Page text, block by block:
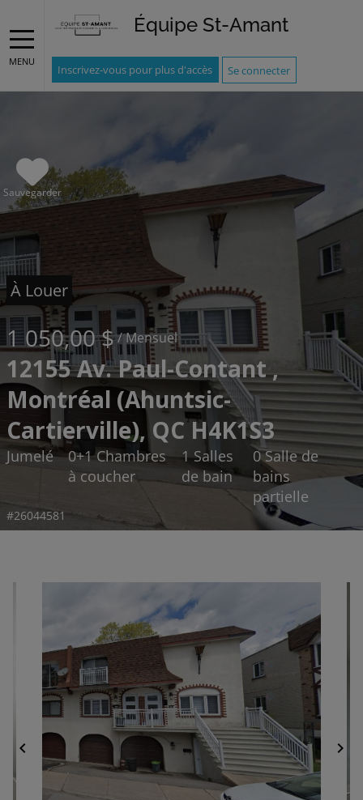
MENU
Équipe St-Amant
Inscrivez-vous pour plus d'accès Se connecter
Sauvegarder
À Louer
1 050,00 $/ Mensuel
12155 Av. Paul-Contant ,
Montréal (Ahuntsic-
Cartierville), QC H4K1S3
Jumelé
0+1 Chambres
à coucher
1 Salles
de bain
0 Salle de
bains
partielle
#26044581
chevron_left chevron_right